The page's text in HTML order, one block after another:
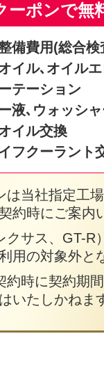
ーポンで無
備費用(総合
イル､オイル
テーション
液､ウォッシ
イル交換
フクーラント
は当社指定工
約時にご案内
クサス、GT-R
用の対象外と
約時に契約期
いたしかねま